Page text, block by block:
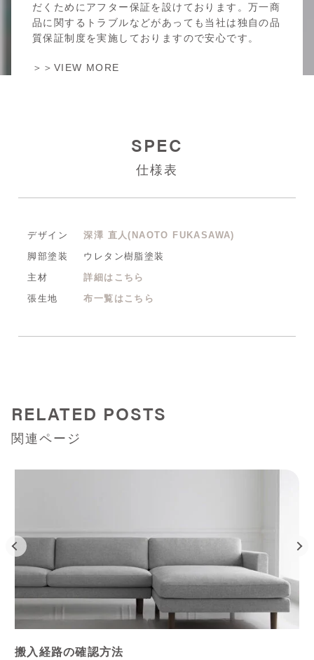
だくためにアフター保証を設けております。万一商
品に関するトラブルなどがあっても当社は独自の品
質保証制度を実施しておりますので安心です。
＞＞VIEW MORE
SPEC
仕様表
デザイン
深澤 直人(NAOTO FUKASAWA)
脚部塗装
ウレタン樹脂塗装
主材
詳細はこちら
張生地
布一覧はこちら
RELATED POSTS
関連ページ
搬入経路の確認方法